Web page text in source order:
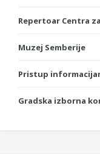
Repertoar Centra
Muzej Semberije
Pristup
Gradska izborna